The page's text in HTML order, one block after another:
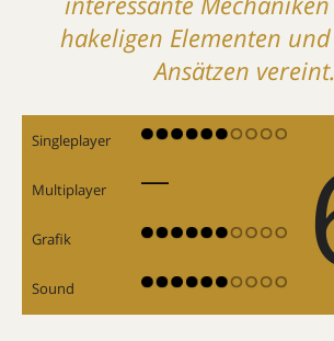
hakeligen Elementen
Ansätzen vereint.
Singleplayer
Multiplayer
Grafik
Sound